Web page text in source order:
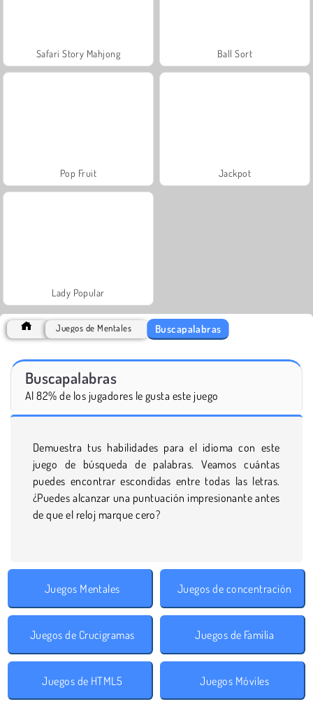
Safari Story Mahjong Ball Sort
Pop Fruit Jackpot
Lady Popular
Juegos de Mentales Buscapalabras
Buscapalabras
Al 82% de los jugadores le gusta este juego
Demuestra tus habilidades para el idioma con este
juego de búsqueda de palabras. Veamos cuántas
puedes encontrar escondidas entre todas las letras.
¿Puedes alcanzar una puntuación impresionante antes
de que el reloj marque cero?
Juegos Mentales Juegos de concentración
Juegos de Crucigramas Juegos de Familia
Juegos de HTML5 Juegos Móviles